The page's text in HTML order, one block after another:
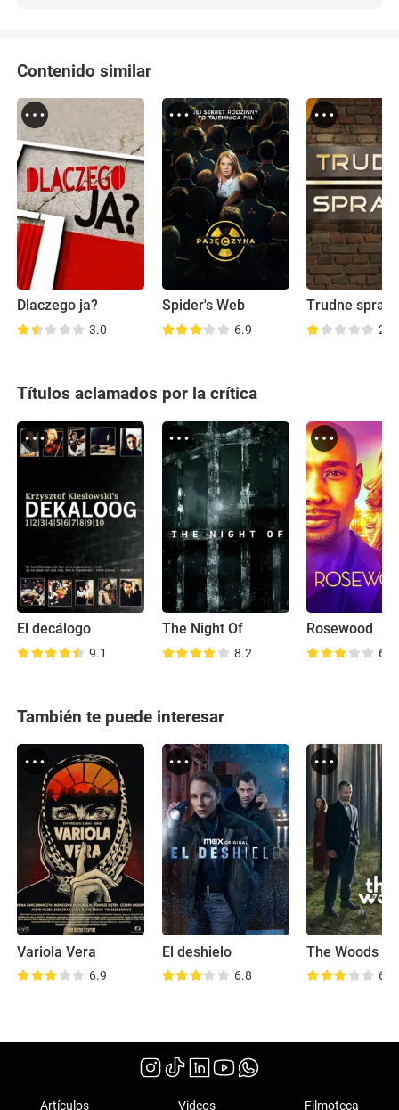
Contenido similar
Dlaczego ja?
3.0
Spider's Web
6.9
Trudne
2.3
Títulos aclamados por la crítica
El decálogo
9.1
The Night Of
8.2
Rosewood
6.8
También te puede interesar
Variola Vera
6.9
El deshielo
6.8
The Woods
6.6
Artículos Videos Filmoteca